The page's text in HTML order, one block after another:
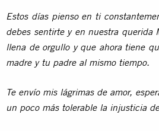
Estos días pienso en ti
debes sentirte y en nuestra querida
llena de orgullo y que ahora tiene
madre y tu padre al mismo tiempo.
Te envío mis lágrimas de amor,
un poco más tolerable la injusticia